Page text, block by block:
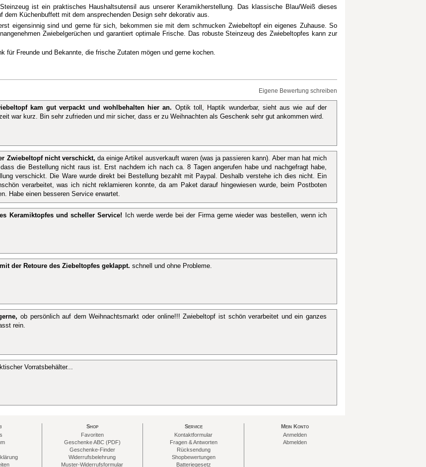
ist ein praktisches Haushaltsutensil aus unserer Keramikherstellung. Das klassische Blau/Weiß dieses
Küchenbuffett mit dem ansprechenden Design sehr dekorativ aus.
eigensinnig sind und gerne für sich, bekommen sie mit dem schmucken Zwiebeltopf ein eigenes Zuhause. So
Zwiebelgerüchen und garantiert optimale Frische. Das robuste Steinzeug des Zwiebeltopfes kann zur
für Freunde und Bekannte, die frische Zutaten mögen und gerne kochen.
Eigene Bewertung schreiben
kam gut verpackt und wohlbehalten hier an. Optik toll, Haptik wunderbar, sieht aus wie auf der
war kurz. Bin sehr zufrieden und mir sicher, dass er zu Weihnachten als Geschenk sehr gut ankommen wird.
Zwiebeltopf nicht verschickt, da einige Artikel ausverkauft waren (was ja passieren kann). Aber man hat mich
die Bestellung nicht raus ist. Erst nachdem ich nach ca. 8 Tagen angerufen habe und nachgefragt habe,
verschickt. Die Ware wurde direkt bei Bestellung bezahlt mit Paypal. Deshalb verstehe ich dies nicht. Ein
verarbeitet, was ich nicht reklamieren konnte, da am Paket darauf hingewiesen wurde, beim Postboten
Habe einen besseren Service erwartet.
Keramiktopfes und scheller Service! Ich werde werde bei der Firma gerne wieder was bestellen, wenn ich
der Retoure des Ziebeltopfes geklappt. schnell und ohne Probleme.
ob persönlich auf dem Weihnachtsmarkt oder online!!! Zwiebeltopf ist schön verarbeitet und ein ganzes
rein.
Vorratsbehälter...
Shop
Favoriten
Geschenke ABC (PDF)
Geschenke-Finder
Widerrufsbelehrung
Muster-Widerrufsformular
Service
Kontaktformular
Fragen & Antworten
Rücksendung
Shopbewertungen
Batteriegesetz
Mein Konto
Anmelden
Abmelden